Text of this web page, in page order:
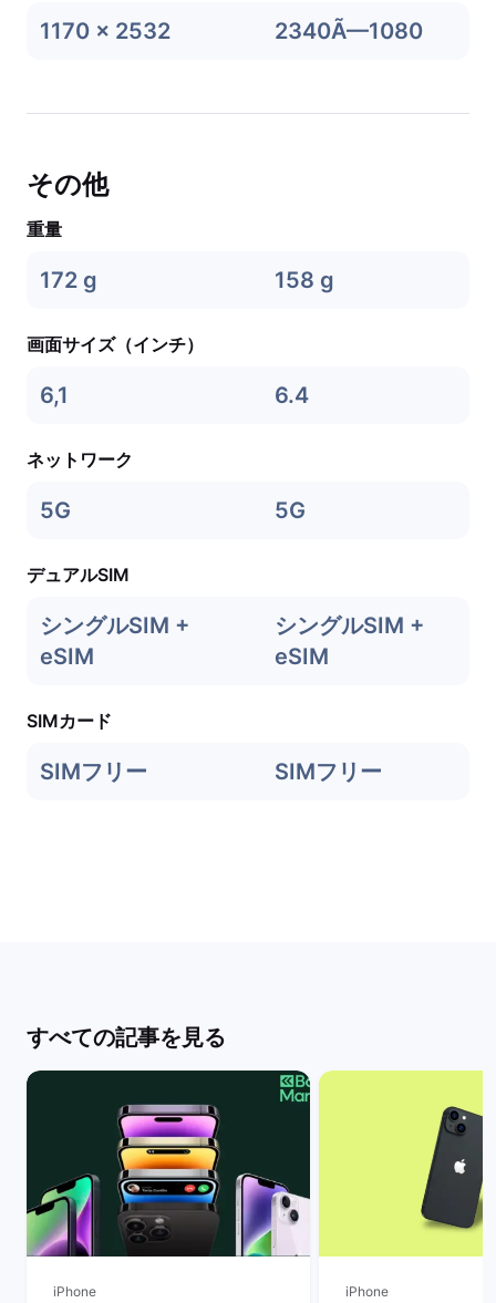
1170 x 2532 2340Ã—1080
その他
重量
172 g 158 g
画面サイズ（インチ）
6,1 6.4
ネットワーク
5G 5G
デュアルSIM
シングルSIM +
eSIM
シングルSIM +
eSIM
SIMカード
SIMフリー SIMフリー
すべての記事を見る
iPhone iPhone